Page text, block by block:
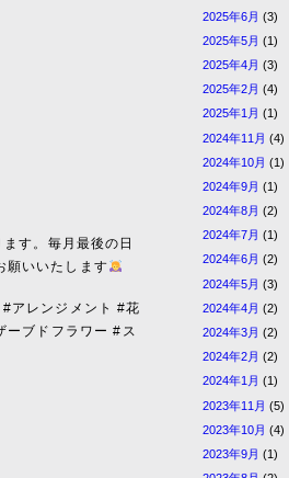
す。毎月最後の日
願いいたします
アレンジメント #花
ーブドフラワー #ス
2025年6月 (3)
2025年5月 (1)
2025年4月 (3)
2025年2月 (4)
2025年1月 (1)
2024年11月 (4)
2024年10月 (1)
2024年9月 (1)
2024年8月 (2)
2024年7月 (1)
2024年6月 (2)
2024年5月 (3)
2024年4月 (2)
2024年3月 (2)
2024年2月 (2)
2024年1月 (1)
2023年11月 (5)
2023年10月 (4)
2023年9月 (1)